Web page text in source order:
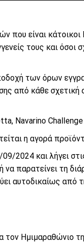
είναι κάτοικοι
τους και όσοι
των όρων
από κάθε
Navarino
η αγορά
2024 και λήγει
να παρατείνει τη
αυτοδικαίως από
τον Ημιμαραθώνιο